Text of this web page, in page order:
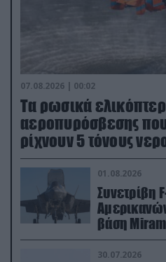
07.08.2026 | 00:02
Τα ρωσικά
αεροπυρόσβεσης
ρίχνουν 5 τόνους
01.08.2026
Συνετρίβη
βάση
30.07.2026